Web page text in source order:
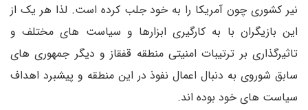
نیر کشوری چون آمریکا را به خود جلب کرده است. لذا هر یک از
این بازیگران با به کارگیری ابزارها و سیاست های مختلف و
تاثیرگذاری بر ترتیبات امنیتی منطقه قفقاز و دیگر جمهوری های
سابق شوروی به دنبال اعمال نفوذ در این منطقه و پیشبرد اهداف
سیاست های خود بوده اند.